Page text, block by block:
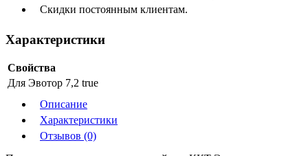
Скидки постоянным клиентам.
Характеристики
Свойства
Для Эвотор 7,2 true
Описание
Характеристики
Отзывов (0)